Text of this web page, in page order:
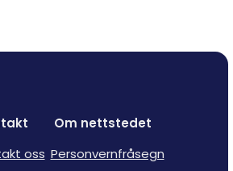
oss
Om nettstedet
Personvernfråsegn